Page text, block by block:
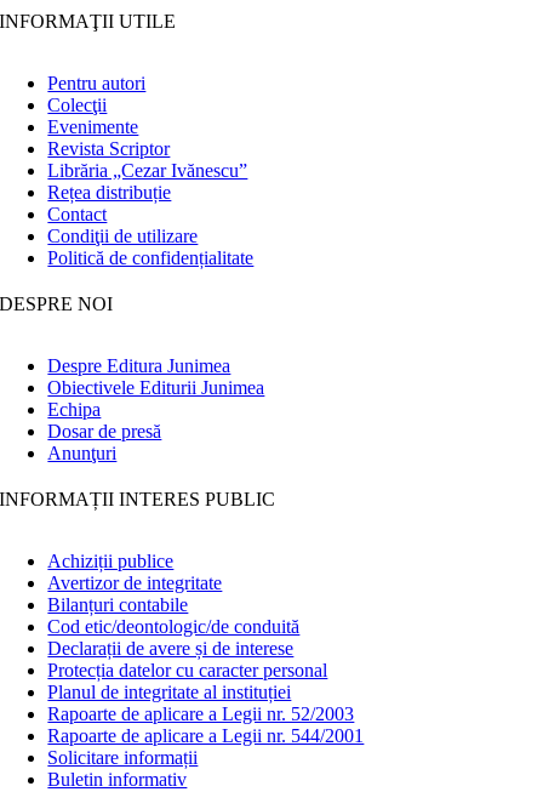
INFORMAŢII UTILE
Pentru autori
Colecţii
Evenimente
Revista Scriptor
Librăria „Cezar Ivănescu”
Rețea distribuție
Contact
Condiţii de utilizare
Politică de confidențialitate
DESPRE NOI
Despre Editura Junimea
Obiectivele Editurii Junimea
Echipa
Dosar de presă
Anunţuri
INFORMAȚII INTERES PUBLIC
Achiziții publice
Avertizor de integritate
Bilanțuri contabile
Cod etic/deontologic/de conduită
Declarații de avere și de interese
Protecția datelor cu caracter personal
Planul de integritate al instituției
Rapoarte de aplicare a Legii nr. 52/2003
Rapoarte de aplicare a Legii nr. 544/2001
Solicitare informații
Buletin informativ